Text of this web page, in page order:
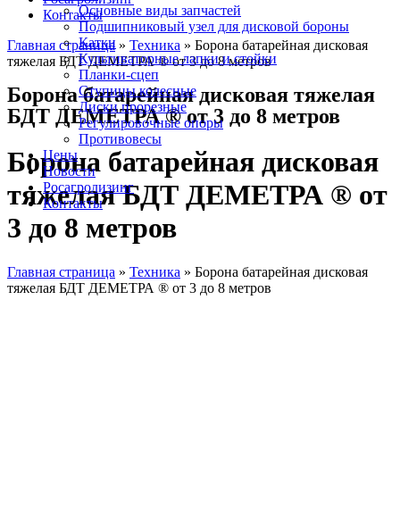
Основные виды запчастей
Подшипниковый узел для дисковой бороны
Катки
Культиваторные лапки и стойки
Планки-сцеп
Ступицы колесные
Диски прорезные
Регулировочные опоры
Противовесы
Цены
Новости
Росагролизинг
Контакты
Контакты
Главная страница» Техника » Борона батарейная дисковая
тяжелая БДТ ДЕМЕТРА ® от 3 до 8 метров
Борона батарейная дисковая тяжелая
БДТ ДЕМЕТРА ® от 3 до 8 метров
Борона батарейная дисковая
тяжелая БДТ ДЕМЕТРА ® от
3 до 8 метров
Главная страница » Техника » Борона батарейная дисковая
тяжелая БДТ ДЕМЕТРА ® от 3 до 8 метров